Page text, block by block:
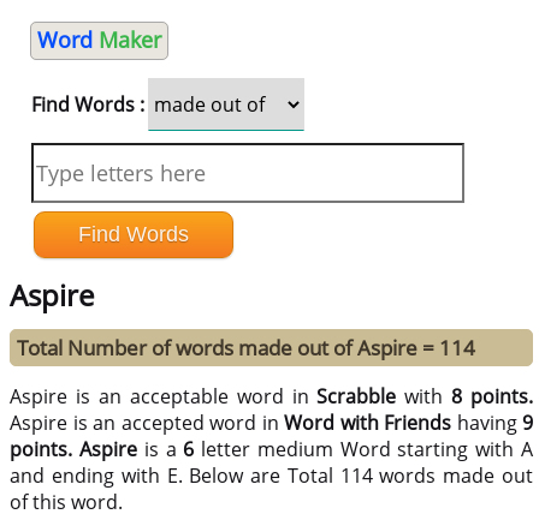
Word Maker
Find Words :
Aspire
Total Number of words made out of Aspire = 114
Aspire is an acceptable word inScrabble with8 points.
Aspire is an accepted word inWord with Friends having9
points. Aspireis a 6 letter medium Word starting with A
and ending with E. Below are Total 114 words made out
of this word.